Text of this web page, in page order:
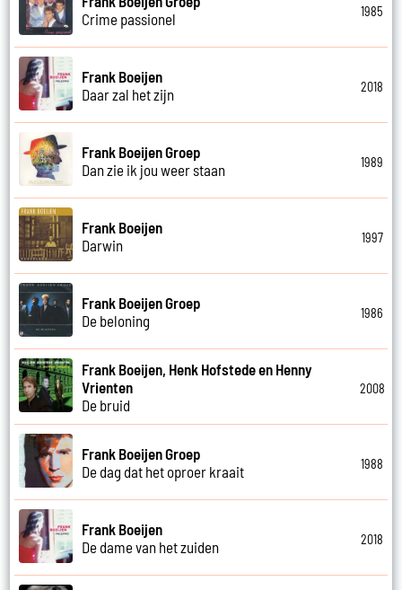
Crime passionel
1985
Frank Boeijen
Daar zal het zijn
2018
Frank Boeijen Groep
Dan zie ik jou weer staan
1989
Frank Boeijen
Darwin
1997
Frank Boeijen Groep
De beloning
1986
Frank Boeijen, Henk Hofstede en Henny
Vrienten
De bruid
2008
Frank Boeijen Groep
De dag dat het oproer kraait
1988
Frank Boeijen
De dame van het zuiden
2018